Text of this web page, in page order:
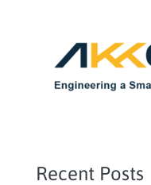
Recent Posts